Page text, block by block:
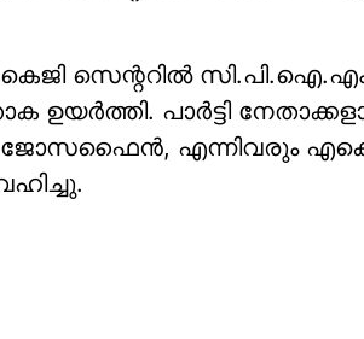
സെന്ററില്‍
ഉയര്‍ത്തി. പാര്‍ട്ടി
ജോസഫൈന്‍, എന്നിവരും